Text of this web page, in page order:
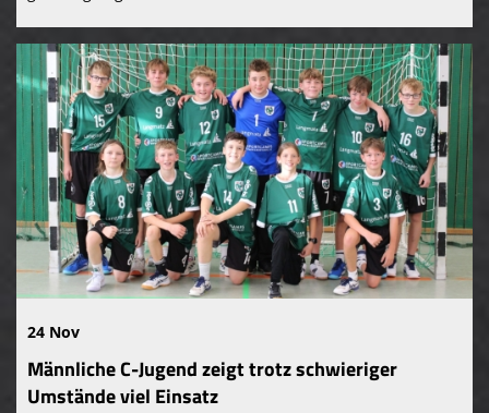
24 Nov
Männliche C-Jugend zeigt trotz schwieriger
Umstände viel Einsatz